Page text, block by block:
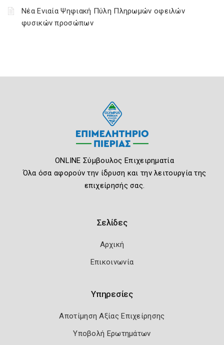
Νέα Ενιαία Ψηφιακή Πύλη Πληρωμών οφειλών
φυσικών προσώπων
ONLINE Σύμβουλος Επιχειρηματία
Όλα όσα αφορούν την ίδρυση και την λειτουργία της
επιχείρησής σας.
Σελίδες
Αρχική
Επικοινωνία
Υπηρεσίες
Αποτίμηση Αξίας Επιχείρησης
Υποβολή Ερωτημάτων